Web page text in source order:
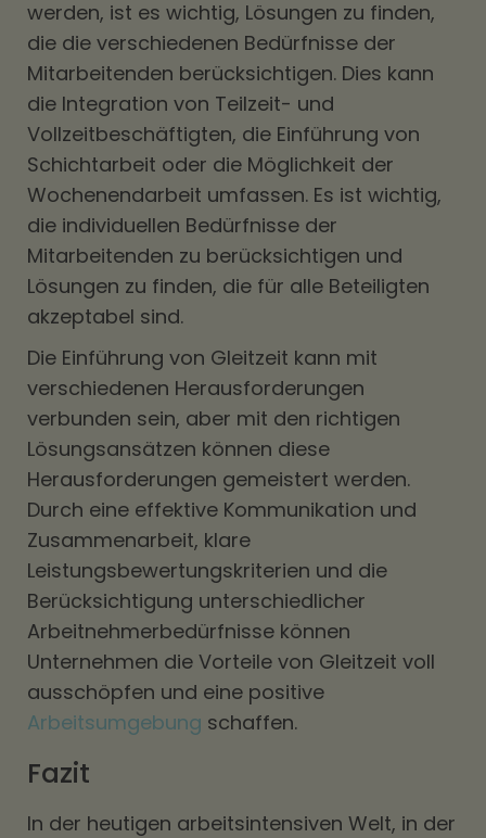
werden, ist es wichtig, Lösungen zu finden,
die die verschiedenen Bedürfnisse der
Mitarbeitenden berücksichtigen. Dies kann
die Integration von Teilzeit- und
Vollzeitbeschäftigten, die Einführung von
Schichtarbeit oder die Möglichkeit der
Wochenendarbeit umfassen. Es ist wichtig,
die individuellen Bedürfnisse der
Mitarbeitenden zu berücksichtigen und
Lösungen zu finden, die für alle Beteiligten
akzeptabel sind.
Die Einführung von Gleitzeit kann mit
verschiedenen Herausforderungen
verbunden sein, aber mit den richtigen
Lösungsansätzen können diese
Herausforderungen gemeistert werden.
Durch eine effektive Kommunikation und
Zusammenarbeit, klare
Leistungsbewertungskriterien und die
Berücksichtigung unterschiedlicher
Arbeitnehmerbedürfnisse können
Unternehmen die Vorteile von Gleitzeit voll
ausschöpfen und eine positive
Arbeitsumgebung schaffen.
Fazit
In der heutigen arbeitsintensiven Welt, in der